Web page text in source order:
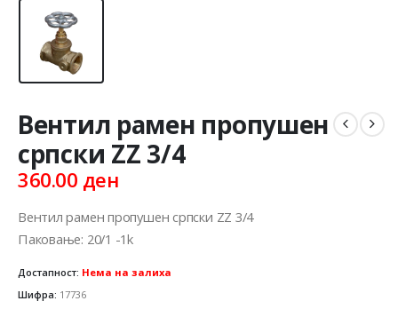
Вентил рамен пропушен
српски ZZ 3/4
360.00 ден
Вентил рамен пропушен српски ZZ 3/4
Паковање: 20/1 -1k
Достапност: Нема на залиха
Шифра: 17736